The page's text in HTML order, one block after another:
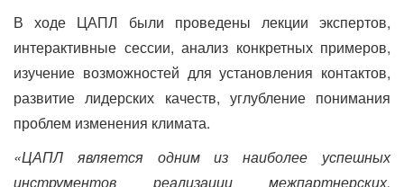
В ходе ЦАПЛ были проведены лекции экспертов,
интерактивные сессии, анализ конкретных примеров,
изучение возможностей для установления контактов,
развитие лидерских качеств, углубление понимания
проблем изменения климата.
«ЦАПЛ является одним из наиболее успешных
инструментов реализации межпартнерских,